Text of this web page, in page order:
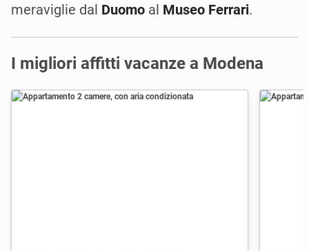
meraviglie dal Duomo al Museo Ferrari.
I migliori affitti vacanze a Modena